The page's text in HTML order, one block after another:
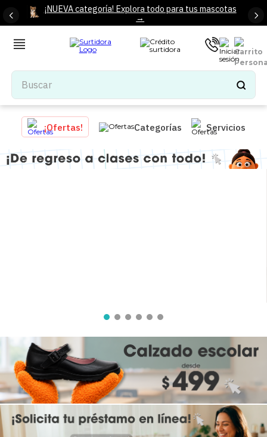
¡NUEVA categoría! Explora todo para tus mascotas
→
Buscar
TÉRMINOS MÁS BUSCADOS
1.
tenis mujer
2.
tenis hombre
¡Ofertas! Categorías Servicios